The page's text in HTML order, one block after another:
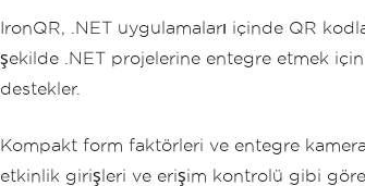
IronQR, .NET uygulamaları içinde QR
şekilde .NET projelerine entegre etmek
destekler.
Kompakt form faktörleri ve entegre
etkinlik girişleri ve erişim kontrolü gibi